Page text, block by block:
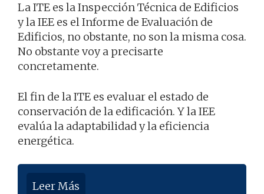
La ITE es la Inspección Técnica de Edificios
y la IEE es el Informe de Evaluación de
Edificios, no obstante, no son la misma cosa.
No obstante voy a precisarte
concretamente.
El fin de la ITE es evaluar el estado de
conservación de la edificación. Y la IEE
evalúa la adaptabilidad y la eficiencia
energética.
Leer Más